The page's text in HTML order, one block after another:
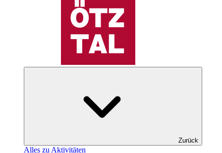
Zurück
Alles zu Aktivitäten